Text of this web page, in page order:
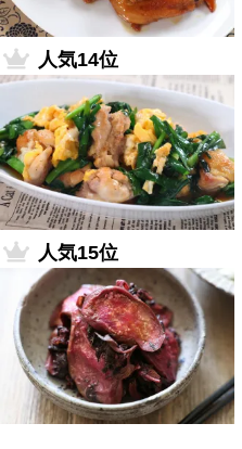
人気14位
人気15位